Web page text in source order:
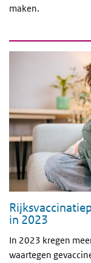
maken.
in 2023
In 2023 kregen
waartegen